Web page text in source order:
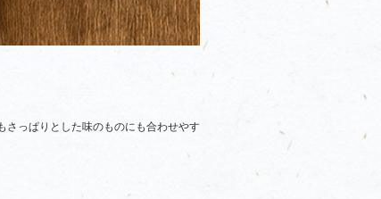
さっぱりとした味のものにも合わせやす